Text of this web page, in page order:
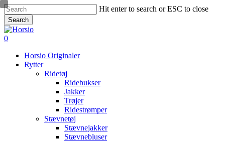
Skip
to
main
content
Hit enter to search or ESC to close
Search
Close
Search
search
account
0
Horsio Originaler
Rytter
Ridetøj
Ridebukser
Jakker
Trøjer
Ridestrømper
Stævnetøj
Stævnejakker
Stævnebluser